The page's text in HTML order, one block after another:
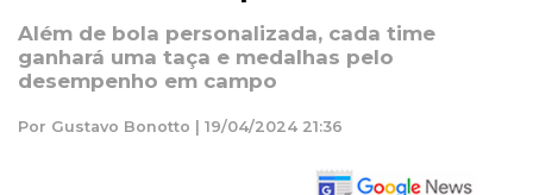
Além de bola personalizada, cada time
ganhará uma taça e medalhas pelo
desempenho em campo
Por Gustavo Bonotto | 19/04/2024 21:36